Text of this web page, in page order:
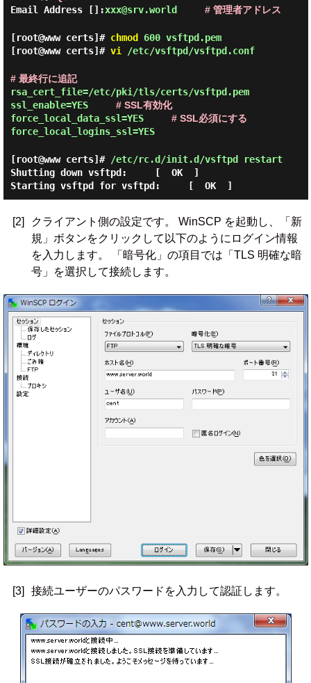
Email Address []:xxx@srv.world # 管理者アドレス
[root@www certs]# chmod 600 vsftpd.pem
[root@www certs]# vi /etc/vsftpd/vsftpd.conf
# 最終行に追記
rsa_cert_file=/etc/pki/tls/certs/vsftpd.pem
ssl_enable=YES # SSL有効化
force_local_data_ssl=YES # SSL必須にする
force_local_logins_ssl=YES
[root@www certs]# /etc/rc.d/init.d/vsftpd restart
Shutting down vsftpd: [ OK ]
Starting vsftpd for vsftpd: [ OK ]
[2]
クライアント側の設定です。 WinSCP を起動し、「新
規」ボタンをクリックして以下のようにログイン情報
を入力します。 「暗号化」の項目では「TLS 明確な暗
号」を選択して接続します。
[3] 接続ユーザーのパスワードを入力して認証します。